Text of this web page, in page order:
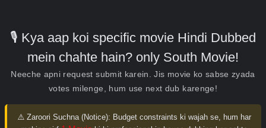
🎙️ Kya aap koi specific movie Hindi Dubbed
mein chahte hain? only South Movie!
Neeche apni request submit karein. Jis movie ko sabse zyada
votes milenge, hum use next dub karenge!
⚠️ Zaroori Suchna (Notice): Budget constraints ki wajah se, hum har